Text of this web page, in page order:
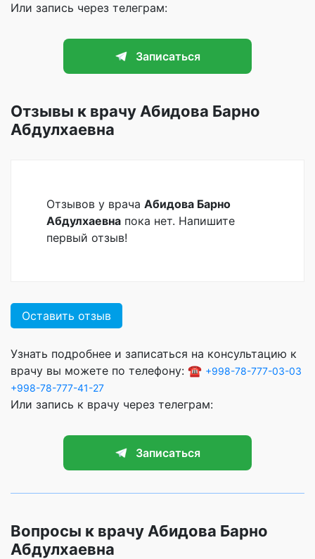
Или запись через телеграм:
Записаться
Отзывы к врачу Абидова Барно
Абдулхаевна
Отзывов у врача Абидова Барно
Абдулхаевна пока нет. Напишите
первый отзыв!
Оставить отзыв
Узнать подробнее и записаться на консультацию к
врачу вы можете по телефону: ☎️ +998-78-777-03-03
+998-78-777-41-27
Или запись к врачу через телеграм:
Записаться
Вопросы к врачу Абидова Барно
Абдулхаевна